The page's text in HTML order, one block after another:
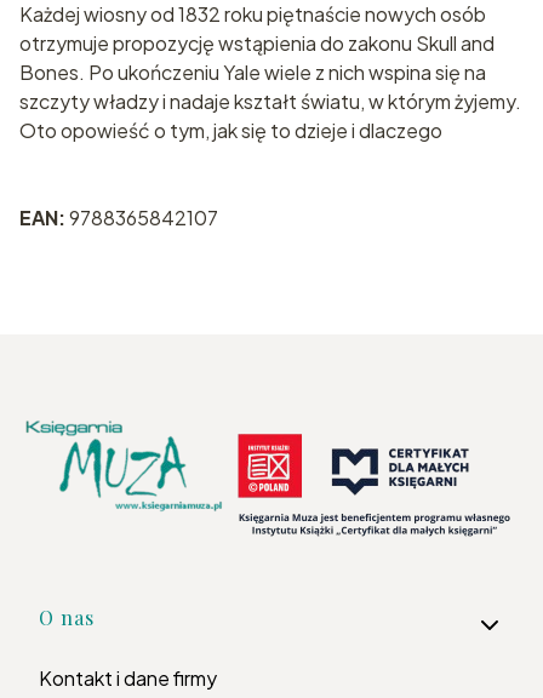
Każdej wiosny od 1832 roku piętnaście nowych osób
otrzymuje propozycję wstąpienia do zakonu Skull and
Bones. Po ukończeniu Yale wiele z nich wspina się na
szczyty władzy i nadaje kształt światu, w którym żyjemy.
Oto opowieść o tym, jak się to dzieje i dlaczego
EAN:9788365842107
Linki w stopce
O nas
Kontakt i dane firmy